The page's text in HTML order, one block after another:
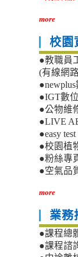
more
校園
●教職員
(有線網
●IGT數
●公物維
●LIVE
●easy test
●校園植
●粉絲專
●空氣品
more
業務
●課程總
●課程諮